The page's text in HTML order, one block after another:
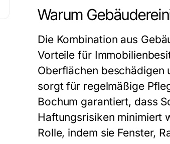
Warum
Die Kombination aus
Vorteile für
Oberflächen beschädigen
sorgt für regelmäßige
Bochum garantiert, dass
Haftungsrisiken minimiert
Rolle, indem sie Fenster,